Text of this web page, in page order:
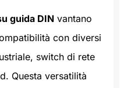
guida DIN vantano
con diversi
switch di rete
Questa versatilità